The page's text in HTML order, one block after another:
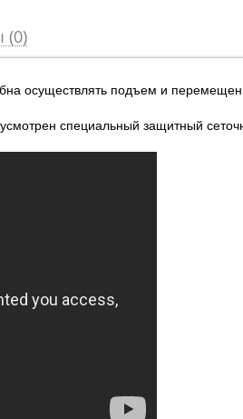
(0)
осуществлять подъем и
специальный защитный